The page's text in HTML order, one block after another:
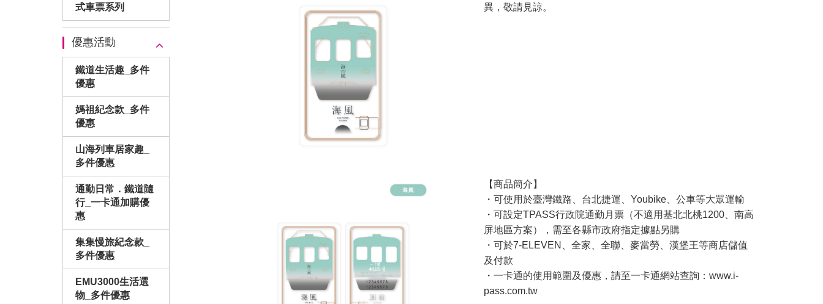
式車票系列
優惠活動
鐵道生活趣_多件
優惠
媽祖紀念款_多件
優惠
山海列車居家趣_
多件優惠
通勤日常．鐵道隨
行_一卡通加購優
惠
集集慢旅紀念款_
多件優惠
EMU3000生活選
物_多件優惠
異，敬請見諒。
【商品簡介】
・可使用於臺灣鐵路、台北捷運、Youbike、公車等大眾運輸
・可設定TPASS行政院通勤月票（不適用基北北桃1200、南高
屏地區方案），需至各縣市政府指定據點另購
・可於7-ELEVEN、全家、全聯、麥當勞、漢堡王等商店儲值
及付款
・一卡通的使用範圍及優惠，請至一卡通網站查詢：www.i-
pass.com.tw